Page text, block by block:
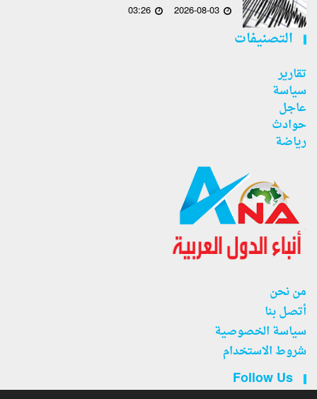
2026-08-03
03:26
التصنيفات
تقارير
سياسة
عاجل
حوادث
رياضة
من نحن
أتصل بنا
سياسة الخصوصية
شروط الاستخدام
Follow Us